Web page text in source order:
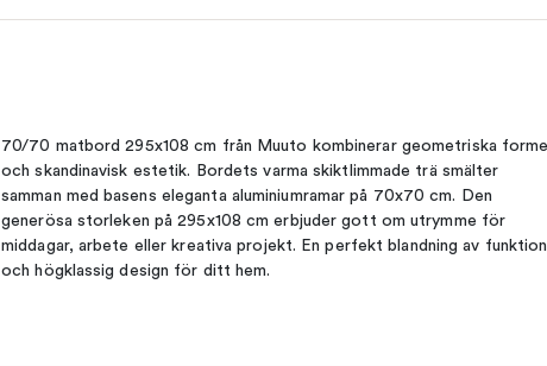
70/70 matbord 295x108 cm från Muuto kombinerar geometriska
och skandinavisk estetik. Bordets varma skiktlimmade trä smälter
samman med basens eleganta aluminiumramar på 70x70 cm. Den
generösa storleken på 295x108 cm erbjuder gott om utrymme för
middagar, arbete eller kreativa projekt. En perfekt blandning av funktion
och högklassig design för ditt hem.